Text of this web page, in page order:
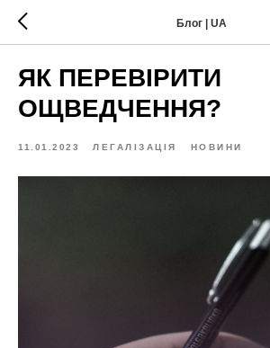
Блог | UA
ЯК ПЕРЕВІРИТИ
ОЩВЕДЧЕННЯ?
11.01.2023 ЛЕГАЛІЗАЦІЯ НОВИНИ